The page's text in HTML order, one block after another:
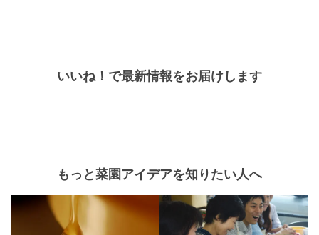
いいね！で最新情報をお届けします
もっと菜園アイデアを知りたい人へ